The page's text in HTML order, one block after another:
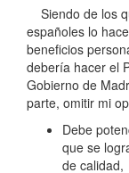
Siendo de los
españoles lo
beneficios
debería hacer el
Gobierno de
parte, omitir mi
Debe
que se
de calidad,